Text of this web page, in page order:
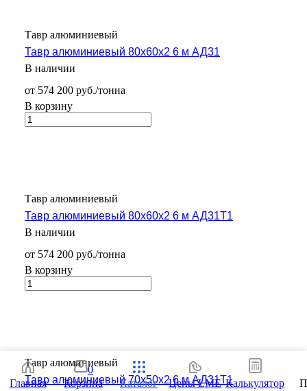
Тавр алюминиевый
Тавр алюминиевый 80х60х2 6 м АД31
В наличии
от 574 200 руб./тонна
В корзину
Тавр алюминиевый
Тавр алюминиевый 80х60х2 6 м АД31Т1
В наличии
от 574 200 руб./тонна
В корзину
Тавр алюминиевый
Тавр алюминиевый 70х50х2 6 м АД31Т1
Главная
0
Корзина
Каталог Цены LME Калькулятор